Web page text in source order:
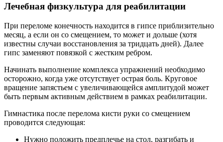
Лечебная физкультура для реабилитации
При переломе конечность находится в гипсе приблизительно
месяц, а если он со смещением, то может и дольше (хотя
известны случаи восстановления за тридцать дней). Далее
гипс заменяют повязкой с жестким ребром.
Начинать выполнение комплекса упражнений необходимо
осторожно, когда уже отсутствует острая боль. Круговое
вращение запястьем с увеличивающейся амплитудой может
быть первым активным действием в рамках реабилитации.
Гимнастика после перелома кисти руки со смещением
проводится следующая:
Нужно положить предплечье на стол, разгибать и